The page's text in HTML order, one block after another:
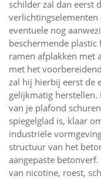
schilder zal dan eerst
eventuele nog
beschermende
ramen afplakken met
met het
zal hij hierbij eerst de
gelijkmatig
van je plafond
spiegelglad is, klaar
industriële
structuur van het
aangepaste
van nicotine, roest,